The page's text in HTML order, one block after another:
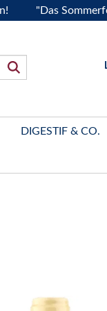
"Das Sommerfest
DIGESTIF & CO.